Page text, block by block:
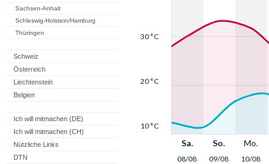
Sachsen-Anhalt
Schleswig-Holstein/Hamburg
Thüringen
Schweiz
Österreich
Liechtenstein
Belgien
Ich will mitmachen (DE)
Ich will mitmachen (CH)
Nützliche Links
DTN